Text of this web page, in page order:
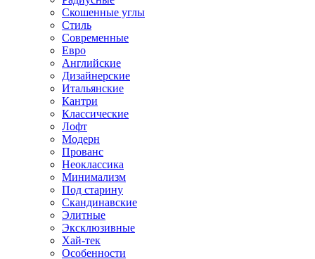
Скошенные углы
Стиль
Современные
Евро
Английские
Дизайнерские
Итальянские
Кантри
Классические
Лофт
Модерн
Прованс
Неоклассика
Минимализм
Под старину
Скандинавские
Элитные
Эксклюзивные
Хай-тек
Особенности